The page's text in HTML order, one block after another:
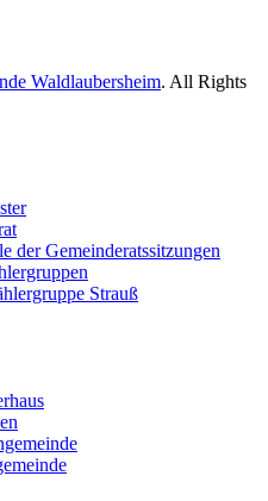
Waldlaubersheim. All Rights
der Gemeinderatssitzungen
Strauß